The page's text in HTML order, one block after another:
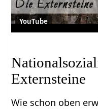
YouTube
Externsteine
Wie schon oben